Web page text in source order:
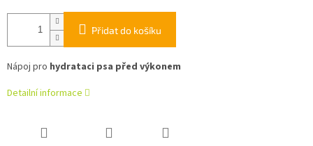
Přidat do košíku
Nápoj pro hydrataci psa před výkonem
Detailní informace